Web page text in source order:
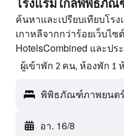
โรงแรมใกล้พิพิธภัณ
ค้นหาและเปรียบเทียบโ
เกาหลีจากกว่าร้อยเว็บไ
HotelsCombined และปร
ผู้เข้าพัก 2 คน, ห้องพัก 1
พิพิธภัณฑ์ภาพยนตร์
อา. 16/8